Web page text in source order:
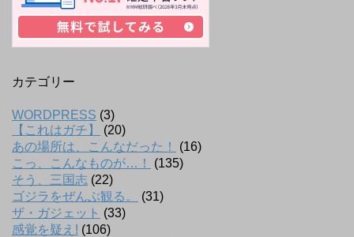
カテゴリー
WORDPRESS (3)
【これはガチ】
(20)
あの場所は、こんなだった！
(16)
こっ、こんなものが…！
(135)
そう、三国志 (22)
ゴジラをぜんぶ観る。
(31)
ザ・ガジェット (33)
感覚を疑え! (106)